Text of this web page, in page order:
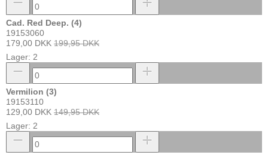
Cad. Red Deep. (4)
19153060
179,00 DKK 199,95 DKK
Lager: 2
Vermilion (3)
19153110
129,00 DKK 149,95 DKK
Lager: 2